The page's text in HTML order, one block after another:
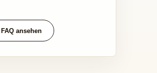
FAQ ansehen